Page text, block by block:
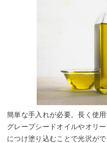
簡単な手入れが必要。長く使
グレープシードオイルやオリ
につけ塗り込むことで光沢が